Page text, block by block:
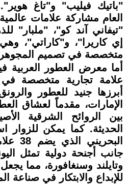
"باتيك فيليب" و"تاغ
العام مشاركة علامات
"تيفاني آند كو"، "ملبار"
إي كاريرا"، و"كاراتي"،
متخصصة في تصميم
علامة تجارية متخصصة في
أبرزها جنيد للعطور
الإمارات، مقدماً لعشاق
بين الروائح الشرقية
الحديثة. كما يمكن
جانب أجنحة دولية تمثل
وتايلند وسنغافورة، مما
للإبداع والابتكار في صناعة